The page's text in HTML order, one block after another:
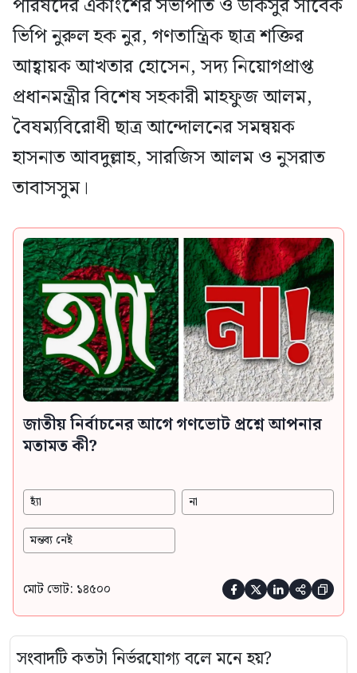
পরিষদের একাংশের সভাপতি ও ডাকসুর সাবেক
ভিপি নুরুল হক নুর, গণতান্ত্রিক ছাত্র শক্তির
আহ্বায়ক আখতার হোসেন, সদ্য নিয়োগপ্রাপ্ত
প্রধানমন্ত্রীর বিশেষ সহকারী মাহফুজ আলম,
বৈষম্যবিরোধী ছাত্র আন্দোলনের সমন্বয়ক
হাসনাত আবদুল্লাহ, সারজিস আলম ও নুসরাত
তাবাসসুম।
জাতীয় নির্বাচনের আগে গণভোট প্রশ্নে আপনার
মতামত কী?
হ্যাঁ না
মন্তব্য নেই
মোট ভোট: ১৪৫০০     
সংবাদটি কতটা নির্ভরযোগ্য বলে মনে হয়?